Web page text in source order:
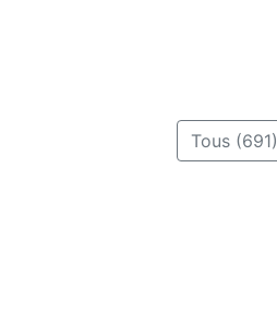
Tous (691)